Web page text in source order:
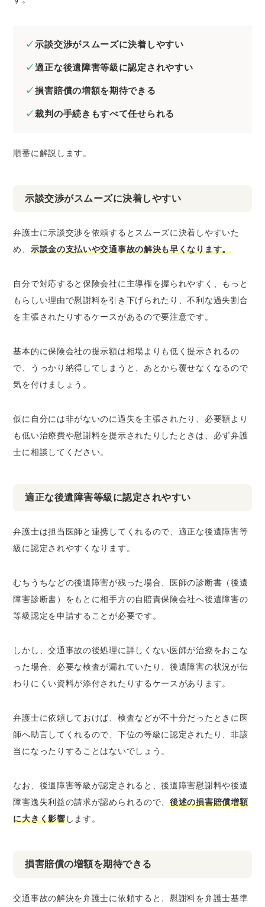
示談交渉がスムーズに決着しやすい
適正な後遺障害等級に認定されやすい
損害賠償の増額を期待できる
裁判の手続きもすべて任せられる
順番に解説します。
示談交渉がスムーズに決着しやすい
弁護士に示談交渉を依頼するとスムーズに決着しやすいた
め、 示談金の支払いや交通事故の解決も早くなります。
自分で対応すると保険会社に主導権を握られやすく、もっと
もらしい理由で慰謝料を引き下げられたり、不利な過失割合
を主張されたりするケースがあるので要注意です。
基本的に保険会社の提示額は相場よりも低く提示されるの
で、うっかり納得してしまうと、あとから覆せなくなるので
気を付けましょう。
仮に自分には非がないのに過失を主張されたり、必要額より
も低い治療費や慰謝料を提示されたりしたときは、必ず弁護
士に相談してください。
適正な後遺障害等級に認定されやすい
弁護士は担当医師と連携してくれるので、適正な後遺障害等
級に認定されやすくなります。
むちうちなどの後遺障害が残った場合、医師の診断書（後遺
障害診断書）をもとに相手方の自賠責保険会社へ後遺障害の
等級認定を申請することが必要です。
しかし、交通事故の後処理に詳しくない医師が治療をおこな
った場合、必要な検査が漏れていたり、後遺障害の状況が伝
わりにくい資料が添付されたりするケースがあります。
弁護士に依頼しておけば、検査などが不十分だったときに医
師へ助言してくれるので、下位の等級に認定されたり、非該
当になったりすることはないでしょう。
なお、後遺障害等級が認定されると、後遺障害慰謝料や後遺
障害逸失利益の請求が認められるので、後述の損害賠償増額
に大きく影響します。
損害賠償の増額を期待できる
交通事故の解決を弁護士に依頼すると、慰謝料を弁護士基準